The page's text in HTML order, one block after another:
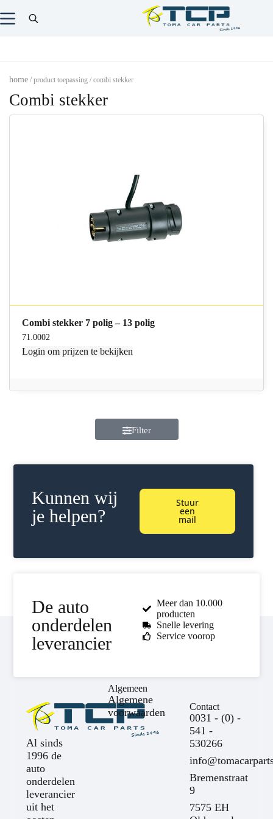
home / product toepassing / combi stekker
Combi stekker
Combi stekker 7 polig – 13 polig
71.0002
Login om prijzen te bekijken
Filter
Kunnen wij
je helpen?
Stuur
een
mail
De auto
onderdelen
leverancier
Meer dan 10.000
producten
Snelle levering
Service voorop
Al sinds
1996 de
auto
onderdelen
leverancier
uit het
Algemeen
Algemene
voorwaarden
Contact
0031 - (0) -
541 -
530266
Bremenstraat
9
7575 EH